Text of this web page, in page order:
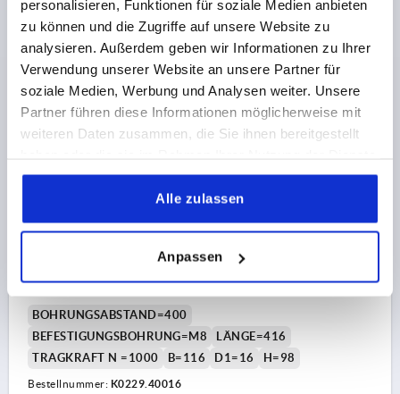
personalisieren, Funktionen für soziale Medien anbieten
zu können und die Zugriffe auf unsere Website zu
analysieren. Außerdem geben wir Informationen zu Ihrer
Verwendung unserer Website an unsere Partner für
soziale Medien, Werbung und Analysen weiter. Unsere
Partner führen diese Informationen möglicherweise mit
weiteren Daten zusammen, die Sie ihnen bereitgestellt
gesammelt haben.
Alle zulassen
Anpassen
57,18 CHF
zzgl. MwSt.
DETAILS
K0229
BÜGELGRIFF ABGEWINKELT, A=400, L=416, D=M08
ALUMINIUM
BOHRUNGSABSTAND=400
BEFESTIGUNGSBOHRUNG=M8
LÄNGE=416
TRAGKRAFT N =1000
B=116 D1=16 H=98
Bestellnummer: K0229.40016